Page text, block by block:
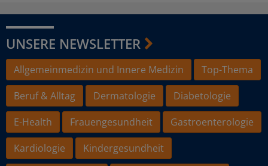
UNSERE NEWSLETTER
Allgemeinmedizin und Innere Medizin
Top-Thema
Beruf & Alltag
Dermatologie
Diabetologie
E-Health
Frauengesundheit
Gastroenterologie
Kardiologie
Kindergesundheit